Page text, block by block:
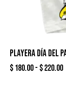
PLAYERA DÍA DEL
$ 180.00- $220.00